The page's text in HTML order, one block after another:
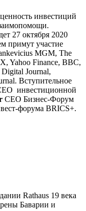
инвестиций
27 октября 2020
примут участие
MGM, The
Yahoo Finance, BBC,
Journal,
Вступительное
инвестиционной
CEO Бизнес-Форум
форума BRICS+.
Rathaus 19 века
Баварии и